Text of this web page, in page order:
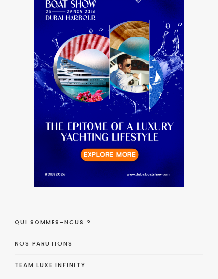
QUI SOMMES-NOUS ?
NOS PARUTIONS
TEAM LUXE INFINITY